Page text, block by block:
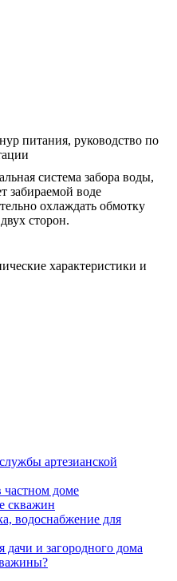
питания, руководство по
система забора воды,
забираемой воде
охлаждать обмотку
сторон.
характеристики и
артезианской
частном доме
скважин
водоснабжение для
дачи и загородного дома